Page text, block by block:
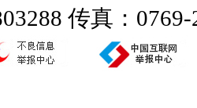
传真：0769-